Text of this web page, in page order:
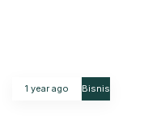
1 year ago Bisnis